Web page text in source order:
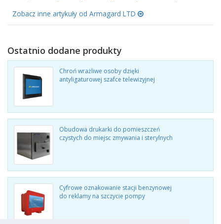
Zobacz inne artykuły od Armagard LTD
Ostatnio dodane produkty
Chroń wrażliwe osoby dzięki
antyligaturowej szafce telewizyjnej
Obudowa drukarki do pomieszczeń
czystych do miejsc zmywania i sterylnych
Cyfrowe oznakowanie stacji benzynowej
do reklamy na szczycie pompy